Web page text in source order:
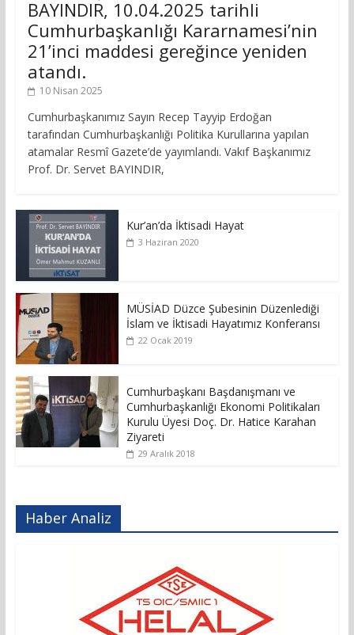
BAYINDIR, 10.04.2025 tarihli
Cumhurbaşkanlığı Kararnamesi’nin
21’inci maddesi gereğince yeniden
atandı.
10 Nisan 2025
Cumhurbaşkanımız Sayın Recep Tayyip Erdoğan
tarafından Cumhurbaşkanlığı Politika Kurullarına yapılan
atamalar Resmî Gazete’de yayımlandı. Vakıf Başkanımız
Prof. Dr. Servet BAYINDIR,
Kur’an’da İktisadi Hayat
3 Haziran 2020
MÜSİAD Düzce Şubesinin Düzenlediği
İslam ve İktisadi Hayatımız Konferansı
22 Ocak 2019
Cumhurbaşkanı Başdanışmanı ve
Cumhurbaşkanlığı Ekonomi Politikaları
Kurulu Üyesi Doç. Dr. Hatice Karahan
Ziyareti
29 Aralık 2018
Haber Analiz